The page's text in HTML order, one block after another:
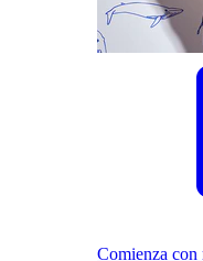
Comienza con